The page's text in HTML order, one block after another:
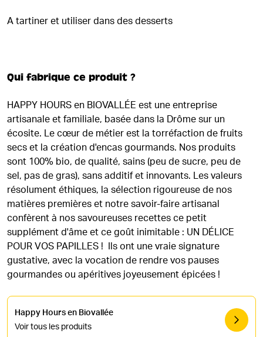
A tartiner et utiliser dans des desserts
Qui fabrique ce produit ?
HAPPY HOURS en BIOVALLÉE est une entreprise
artisanale et familiale, basée dans la Drôme sur un
écosite. Le cœur de métier est la torréfaction de fruits
secs et la création d'encas gourmands. Nos produits
sont 100% bio, de qualité, sains (peu de sucre, peu de
sel, pas de gras), sans additif et innovants. Les valeurs
résolument éthiques, la sélection rigoureuse de nos
matières premières et notre savoir-faire artisanal
confèrent à nos savoureuses recettes ce petit
supplément d'âme et ce goût inimitable : UN DÉLICE
POUR VOS PAPILLES ! Ils ont une vraie signature
gustative, avec la vocation de rendre vos pauses
gourmandes ou apéritives joyeusement épicées !
Happy Hours en Biovallée
Voir tous les produits